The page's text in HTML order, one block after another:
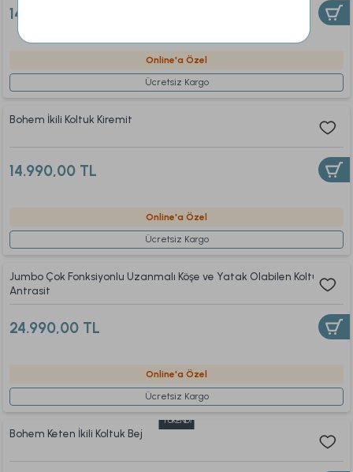
14.990,00 TL
Online'a Özel
Ücretsiz Kargo
Bohem İkili Koltuk Kiremit
14.990,00 TL
Online'a Özel
Ücretsiz Kargo
Jumbo Çok Fonksiyonlu Uzanmalı Köşe ve Yatak Olabilen Koltuk
Antrasit
24.990,00 TL
Online'a Özel
Ücretsiz Kargo
TÜKENDİ
Bohem Keten İkili Koltuk Bej